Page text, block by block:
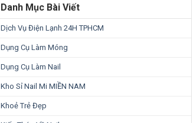
Danh Mục Bài Viết
Dịch Vụ Điện Lạnh 24H TPHCM
Dụng Cụ Làm Móng
Dụng Cụ Làm Nail
Kho Sỉ Nail Mi MIỀN NAM
Khoẻ Trẻ Đẹp